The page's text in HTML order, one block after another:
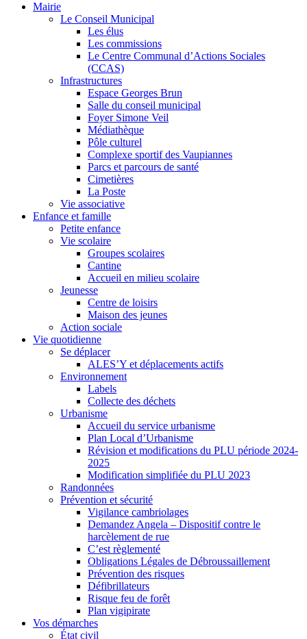
Mairie
Le Conseil Municipal
Les élus
Les commissions
Le Centre Communal d’Actions Sociales
(CCAS)
Infrastructures
Espace Georges Brun
Salle du conseil municipal
Foyer Simone Veil
Médiathèque
Pôle culturel
Complexe sportif des Vaupiannes
Parcs et parcours de santé
Cimetières
La Poste
Vie associative
Enfance et famille
Petite enfance
Vie scolaire
Groupes scolaires
Cantine
Accueil en milieu scolaire
Jeunesse
Centre de loisirs
Maison des jeunes
Action sociale
Vie quotidienne
Se déplacer
ALES’Y et déplacements actifs
Environnement
Labels
Collecte des déchets
Urbanisme
Accueil du service urbanisme
Plan Local d’Urbanisme
Révision et modifications du PLU période 2024-
2025
Modification simplifiée du PLU 2023
Randonnées
Prévention et sécurité
Vigilance cambriolages
Demandez Angela – Dispositif contre le
harcèlement de rue
C’est règlementé
Obligations Légales de Débroussaillement
Prévention des risques
Défibrillateurs
Risque feu de forêt
Plan vigipirate
Vos démarches
État civil